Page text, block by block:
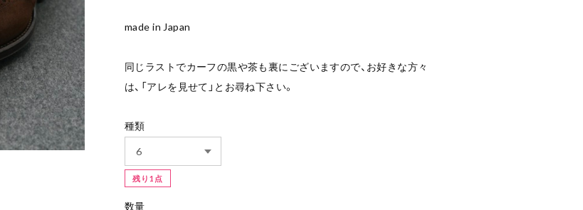
made in Japan
同じラストでカーフの黒や茶も裏にございますので、お好きな方々
は、「アレを見せて」とお尋ね下さい。
種類
残り1点
数量